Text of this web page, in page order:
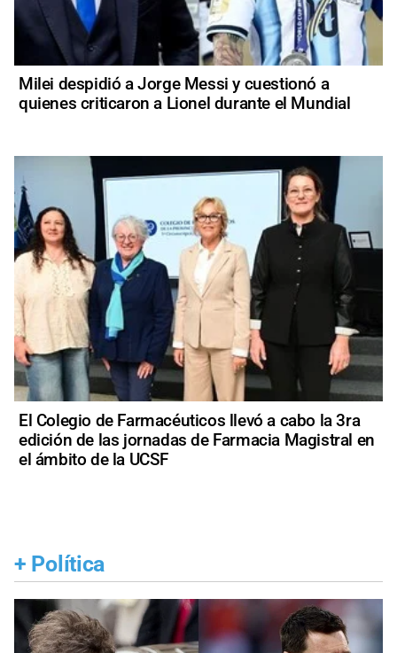
Milei despidió a Jorge Messi y cuestionó a
quienes criticaron a Lionel durante el Mundial
El Colegio de Farmacéuticos llevó a cabo la 3ra
edición de las jornadas de Farmacia Magistral en
el ámbito de la UCSF
+ Política